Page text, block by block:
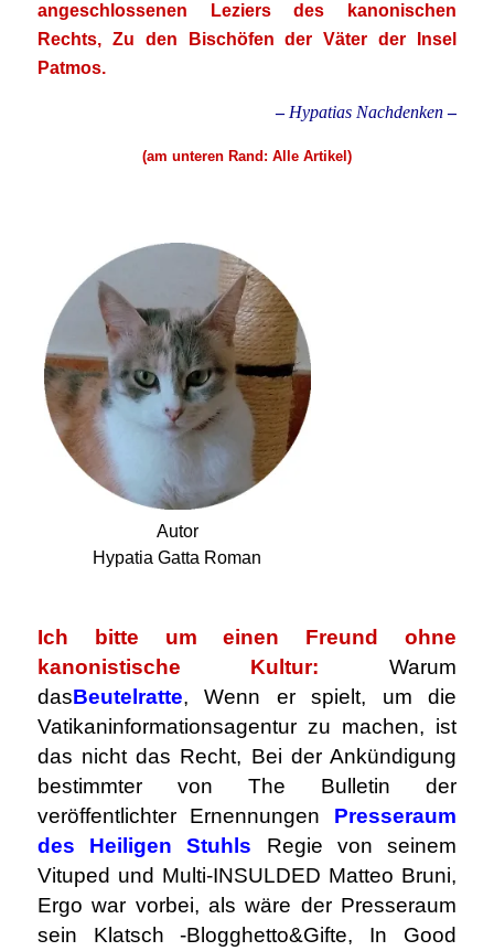
angeschlossenen Leziers des kanonischen
Rechts, Zu den Bischöfen der Väter der Insel
Patmos.
– Hypatias Nachdenken–
(am unteren Rand: Alle Artikel)
Autor
Hypatia Gatta Roman
Ich bitte um einen Freund ohne
kanonistische Kultur: Warum
dasBeutelratte, Wenn er spielt, um die
Vatikaninformationsagentur zu machen, ist
das nicht das Recht, Bei der Ankündigung
bestimmter von The Bulletin der
veröffentlichter Ernennungen Presseraum
des Heiligen Stuhls Regie von seinem
Vituped und Multi-INSULDED Matteo Bruni,
Ergo war vorbei, als wäre der Presseraum
sein Klatsch -Blogghetto&Gifte, In Good